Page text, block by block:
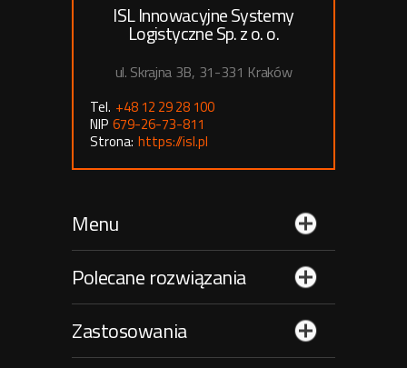
ISL Innowacyjne Systemy
Logistyczne Sp. z o. o.
ul. Skrajna 3B, 31-331 Kraków
Tel. +48 12 29 28 100
NIP 679-26-73-811
Strona: https://isl.pl
Menu
Polecane rozwiązania
Zastosowania